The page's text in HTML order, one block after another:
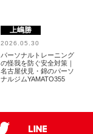
上嶋勝
2026.05.30
パーソナルトレーニング
の怪我を防ぐ安全対策｜
名古屋伏見・錦のパーソ
ナルジムYAMATO355 ​